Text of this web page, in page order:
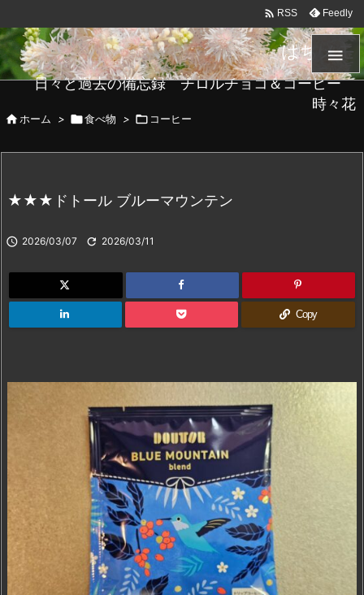
はちメモ
日々と過去の備忘録 チロルチョコ＆コーヒー
時々花

 RSS Feedly
 ホーム > 食べ物 >  コーヒー
★★★ドトール ブルーマウンテン
 2026/03/07  2026/03/11
Copy